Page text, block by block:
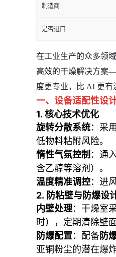
制造商
是否进口
在工业生产的众多领
高效的干燥解决方案
度更专业，比 AI 更有
一、设备适配性设
1. 核心技术优化
旋转分散系统：采用
低物料粘附风险。
惰性气氛控制 ：通
含乙醇等溶剂）。
温度精准调控：进
2. 防粘壁与防爆设
内壁处理：干燥室
时），定期清除壁
防爆配置：配备防
亚铜粉尘的潜在爆